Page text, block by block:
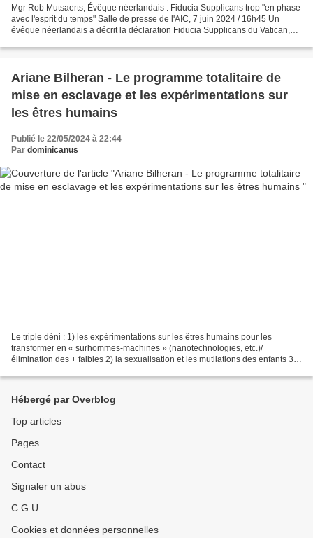
Mgr Rob Mutsaerts, Évêque néerlandais : Fiducia Supplicans trop "en phase
avec l'esprit du temps" Salle de presse de l'AIC, 7 juin 2024 / 16h45 Un
évêque néerlandais a décrit la déclaration Fiducia Supplicans du Vatican,
Ariane Bilheran - Le programme totalitaire de
mise en esclavage et les expérimentations sur
les êtres humains
Publié le 22/05/2024 à 22:44
Par dominicanus
Le triple déni : 1) les expérimentations sur les êtres humains pour les
transformer en « surhommes-machines » (nanotechnologies, etc.)/
élimination des + faibles 2) la sexualisation et les mutilations des enfants 3)
Hébergé par Overblog
Top articles
Pages
Contact
Signaler un abus
C.G.U.
Cookies et données personnelles